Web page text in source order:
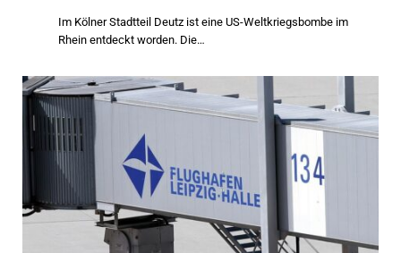
Im Kölner Stadtteil Deutz ist eine US-Weltkriegsbombe im
Rhein entdeckt worden. Die…